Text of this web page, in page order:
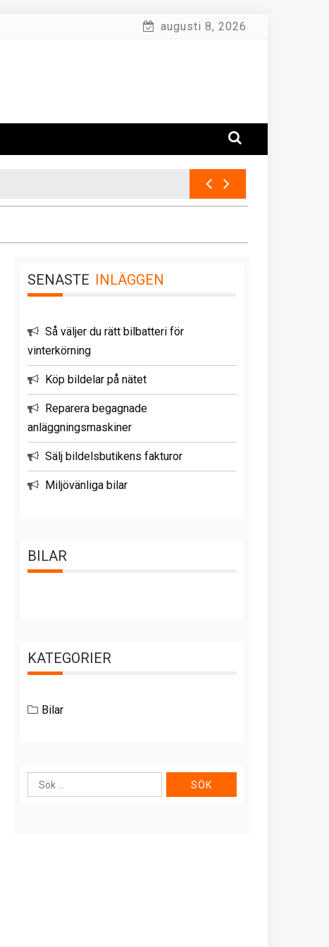
augusti 8, 2026
SENASTE INLÄGGEN
Så väljer du rätt bilbatteri för
vinterkörning
Köp bildelar på nätet
Reparera begagnade
anläggningsmaskiner
Sälj bildelsbutikens fakturor
Miljövänliga bilar
BILAR
KATEGORIER
Bilar
Sök
efter: